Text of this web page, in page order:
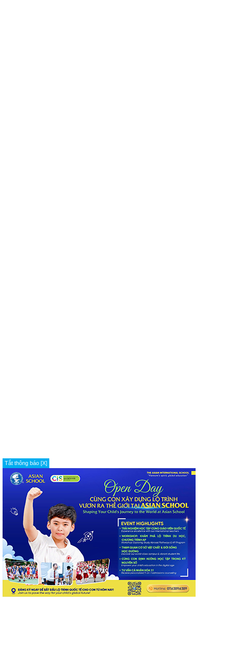
Tắt thông báo [X]